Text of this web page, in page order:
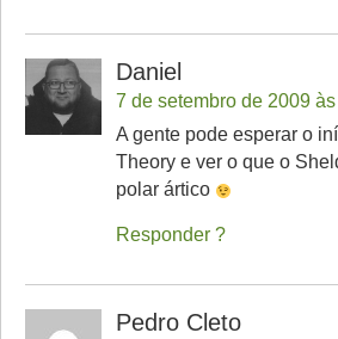
Daniel
7 de setembro de 2009
A gente pode esperar o
Theory e ver o que o
polar ártico
Responder
Pedro Cleto